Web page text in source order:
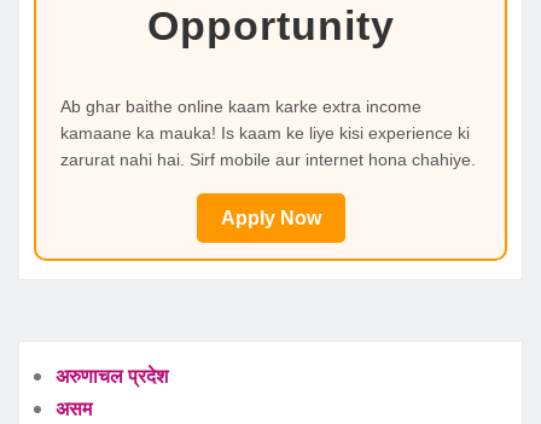
Opportunity
Ab ghar baithe online kaam karke extra income
kamaane ka mauka! Is kaam ke liye kisi experience ki
zarurat nahi hai. Sirf mobile aur internet hona chahiye.
Apply Now
अरुणाचल प्रदेश
असम